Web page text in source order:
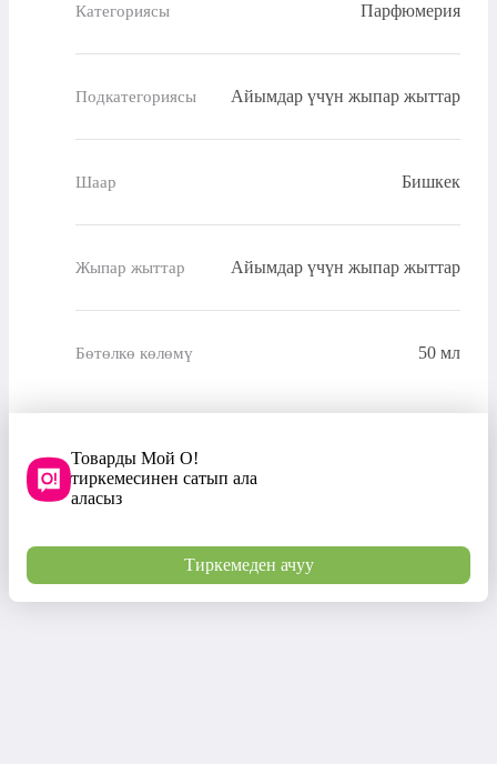
Категориясы Парфюмерия
Подкатегориясы Айымдар үчүн жыпар жыттар
Шаар Бишкек
Жыпар жыттар Айымдар үчүн жыпар жыттар
Бөтөлкө көлөмү 50 мл
Товарды Мой О!
тиркемесинен сатып ала
аласыз
Тиркемеден ачуу